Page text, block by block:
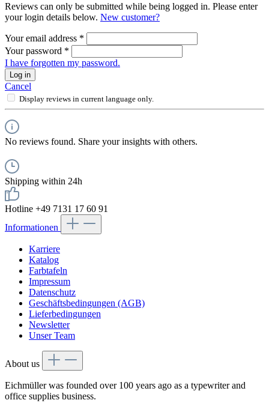
Reviews can only be submitted while being logged in. Please enter
your login details below. New customer?
Your email address *
Your password *
I have forgotten my password.
Log in
Cancel
Display reviews in current language only.
No reviews found. Share your insights with others.
Shipping within 24h
Hotline +49 7131 17 60 91
Informationen
Karriere
Katalog
Farbtafeln
Impressum
Datenschutz
Geschäftsbedingungen (AGB)
Lieferbedingungen
Newsletter
Unser Team
About us
Eichmüller was founded over 100 years ago as a typewriter and
office supplies business.